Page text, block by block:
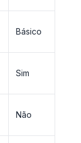
Básico
Sim
Não